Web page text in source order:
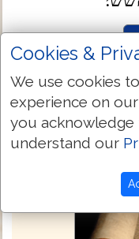
Cookies &
We use cookies
experience on
you acknowledge
understand our